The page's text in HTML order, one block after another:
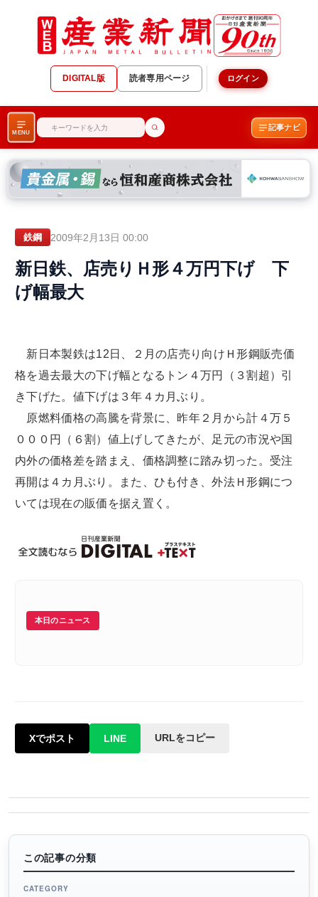
DIGITAL版 読者専用ページ ログイン
MENU
記事ナビ
鉄鋼 2009年2月13日 00:00
新日鉄、店売りＨ形４万円下げ 下
げ幅最大
新日本製鉄は12日、２月の店売り向けＨ形鋼販売価
格を過去最大の下げ幅となるトン４万円（３割超）引
き下げた。値下げは３年４カ月ぶり。
原燃料価格の高騰を背景に、昨年２月から計４万５
０００円（６割）値上げしてきたが、足元の市況や国
内外の価格差を踏まえ、価格調整に踏み切った。受注
再開は４カ月ぶり。また、ひも付き、外法Ｈ形鋼につ
いては現在の販価を据え置く。
本日のニュース
Xでポスト LINE URLをコピー
この記事の分類
CATEGORY